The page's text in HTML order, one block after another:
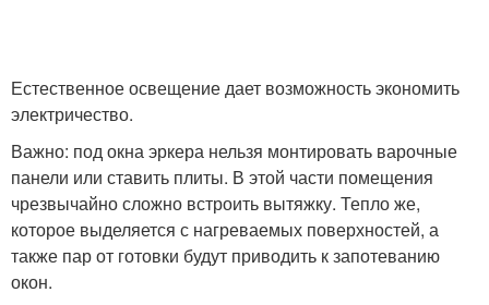
Естественное освещение дает возможность экономить
электричество.
Важно: под окна эркера нельзя монтировать варочные
панели или ставить плиты. В этой части помещения
чрезвычайно сложно встроить вытяжку. Тепло же,
которое выделяется с нагреваемых поверхностей, а
также пар от готовки будут приводить к запотеванию
окон.